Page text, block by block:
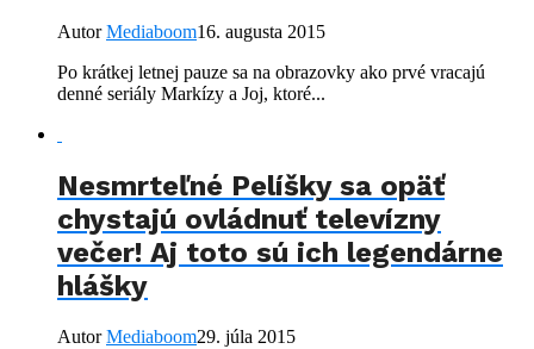
AutorMediaboom16. augusta 2015
Po krátkej letnej pauze sa na obrazovky ako prvé vracajú
denné seriály Markízy a Joj, ktoré...
Nesmrteľné Pelíšky sa opäť
chystajú ovládnuť televízny
večer! Aj toto sú ich legendárne
hlášky
AutorMediaboom29. júla 2015